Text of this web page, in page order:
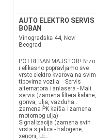
AUTO ELEKTRO SERVIS
BOBAN
Vinogradska 44, Novi
Beograd
POTREBAN MAJSTOR! Brzo
i efikasno popravljamo sve
vrste elektro kvarova na svim
tipovima vozila: - Servis
alternatora i anlasera - Mali
servis (zamena filtera kabine,
goriva, ulja, vazduha..
zamena PK kaiša i zamena
motornog ulja) -
Signalizacija (zamena svih
vrsta sijalica - halogene,
xenoni, LE...